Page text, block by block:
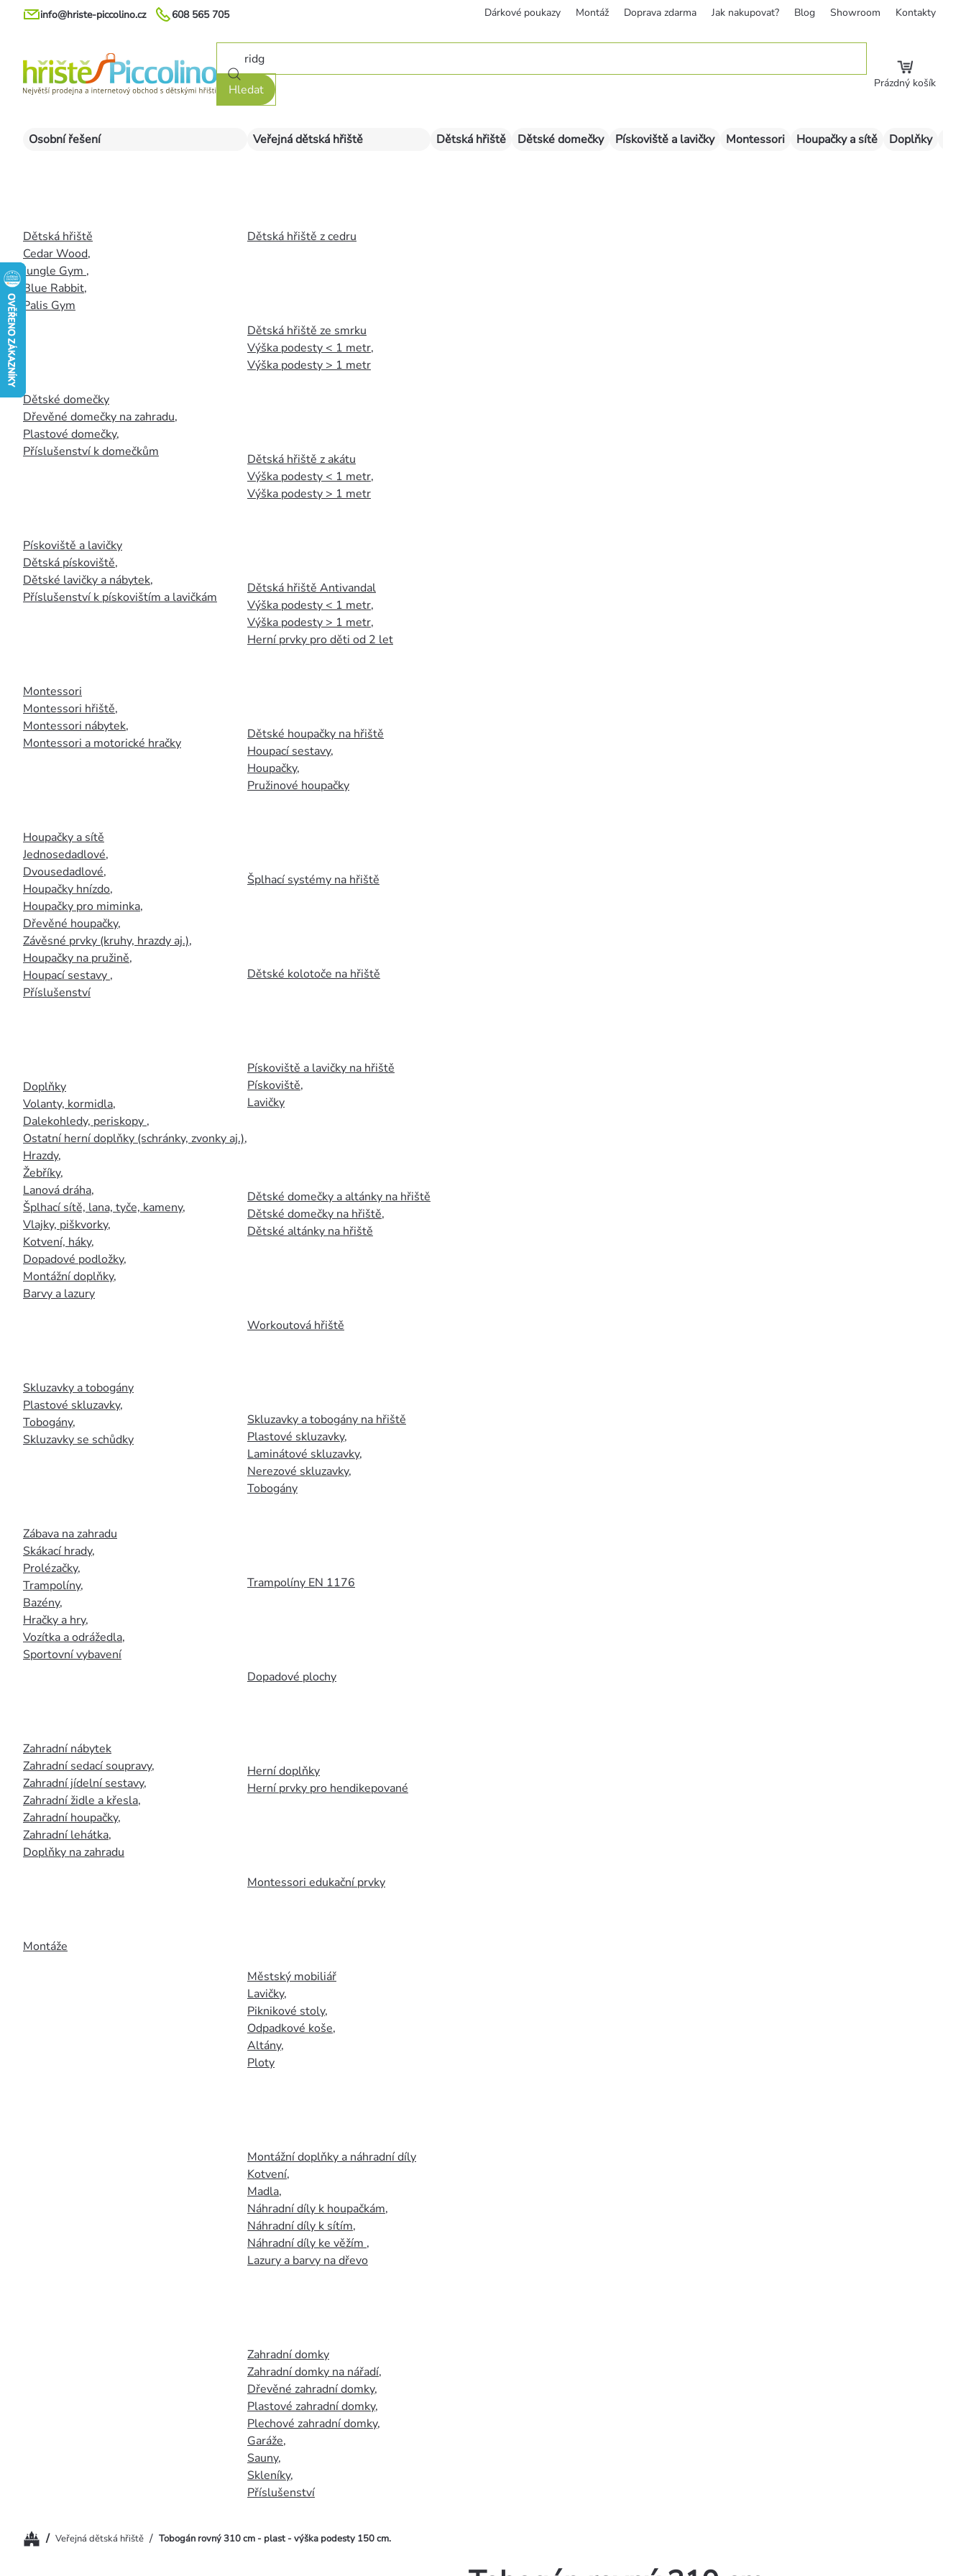
Přejít
608 565 705
info@hriste-piccolino.cz Dárkové poukazy Montáž Doprava zdarma Jak nakupovat? Blog Showroom Kontakty
Hledat Prázdný košík
Osobní řešení
Dětská hřiště
Cedar Wood,
Jungle Gym ,
Blue Rabbit,
Palis Gym
Dětské domečky
Dřevěné domečky na zahradu,
Plastové domečky,
Příslušenství k domečkům
Pískoviště a lavičky
Dětská pískoviště,
Dětské lavičky a nábytek,
Příslušenství k pískovištím a lavičkám
Montessori
Montessori hřiště,
Montessori nábytek,
Montessori a motorické hračky
Houpačky a sítě
Jednosedadlové,
Dvousedadlové,
Houpačky hnízdo,
Houpačky pro miminka,
Dřevěné houpačky,
Závěsné prvky (kruhy, hrazdy aj.),
Houpačky na pružině,
Houpací sestavy ,
Příslušenství
Doplňky
Volanty, kormidla,
Dalekohledy, periskopy ,
Ostatní herní doplňky (schránky, zvonky aj.),
Hrazdy,
Žebříky,
Lanová dráha,
Šplhací sítě, lana, tyče, kameny,
Vlajky, piškvorky,
Kotvení, háky,
Dopadové podložky,
Montážní doplňky,
Barvy a lazury
Skluzavky a tobogány
Plastové skluzavky,
Tobogány,
Skluzavky se schůdky
Zábava na zahradu
Skákací hrady,
Prolézačky,
Trampolíny,
Bazény,
Hračky a hry,
Vozítka a odrážedla,
Sportovní vybavení
Zahradní nábytek
Zahradní sedací soupravy,
Zahradní jídelní sestavy,
Zahradní židle a křesla,
Zahradní houpačky,
Zahradní lehátka,
Doplňky na zahradu
Montáže
Veřejná dětská hřiště
Dětská hřiště z cedru
Dětská hřiště ze smrku
Výška podesty < 1 metr,
Výška podesty > 1 metr
Dětská hřiště z akátu
Výška podesty < 1 metr,
Výška podesty > 1 metr
Dětská hřiště Antivandal
Výška podesty < 1 metr,
Výška podesty > 1 metr,
Herní prvky pro děti od 2 let
Dětské houpačky na hřiště
Houpací sestavy,
Houpačky,
Pružinové houpačky
Šplhací systémy na hřiště
Dětské kolotoče na hřiště
Pískoviště a lavičky na hřiště
Pískoviště,
Lavičky
Dětské domečky a altánky na hřiště
Dětské domečky na hřiště,
Dětské altánky na hřiště
Workoutová hřiště
Skluzavky a tobogány na hřiště
Plastové skluzavky,
Laminátové skluzavky,
Nerezové skluzavky,
Tobogány
Trampolíny EN 1176
Dopadové plochy
Herní doplňky
Herní prvky pro hendikepované
Montessori edukační prvky
Městský mobiliář
Lavičky,
Piknikové stoly,
Odpadkové koše,
Altány,
Ploty
Montážní doplňky a náhradní díly
Kotvení,
Madla,
Náhradní díly k houpačkám,
Náhradní díly k sítím,
Náhradní díly ke věžím ,
Lazury a barvy na dřevo
Zahradní domky
Zahradní domky na nářadí,
Dřevěné zahradní domky,
Plastové zahradní domky,
Plechové zahradní domky,
Garáže,
Sauny,
Skleníky,
Příslušenství
Dětská hřiště Dětské domečky Pískoviště a lavičky Montessori Houpačky a sítě Doplňky
Domů/ Veřejná dětská hřiště / Tobogán rovný 310 cm - plast - výška podesty 150 cm.